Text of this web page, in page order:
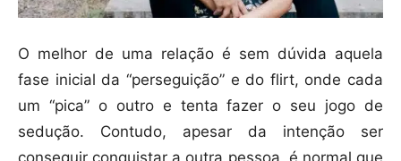
O melhor de uma relação é sem dúvida aquela
fase inicial da “perseguição” e do flirt, onde cada
um “pica” o outro e tenta fazer o seu jogo de
sedução. Contudo, apesar da intenção ser
conseguir conquistar a outra pessoa, é normal que